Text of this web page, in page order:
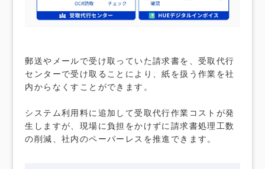
郵送やメールで受け取っていた請求書を、受取代行
センターで受け取ることにより、紙を扱う作業を社
内からなくすことができます。
システム利用料に追加して受取代行作業コストが発
生しますが、現場に負担をかけずに請求書処理工数
の削減、社内のペーパーレスを推進できます。